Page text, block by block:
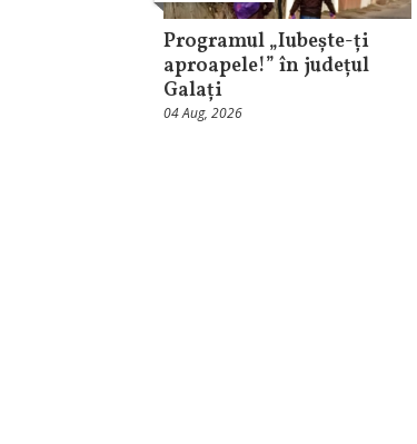
Programul „Iubește-ți
aproapele!” în județul
Galați
04 Aug, 2026